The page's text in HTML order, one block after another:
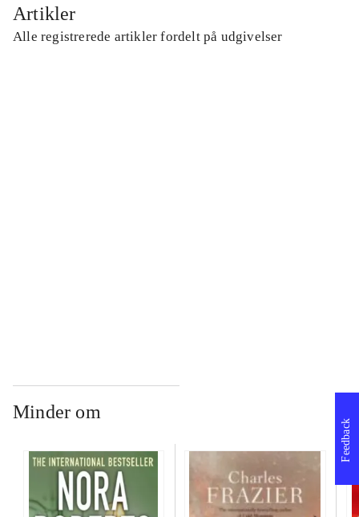
Artikler
Alle registrerede artikler fordelt på udgivelser
Minder om
Feedback